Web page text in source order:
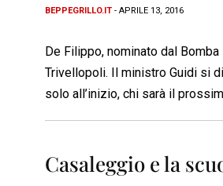
BEPPEGRILLO.IT - APRILE 13, 2016
De Filippo, nominato dal
Trivellopoli. Il ministro Guidi si
solo all’inizio, chi sarà il
Casaleggio e la